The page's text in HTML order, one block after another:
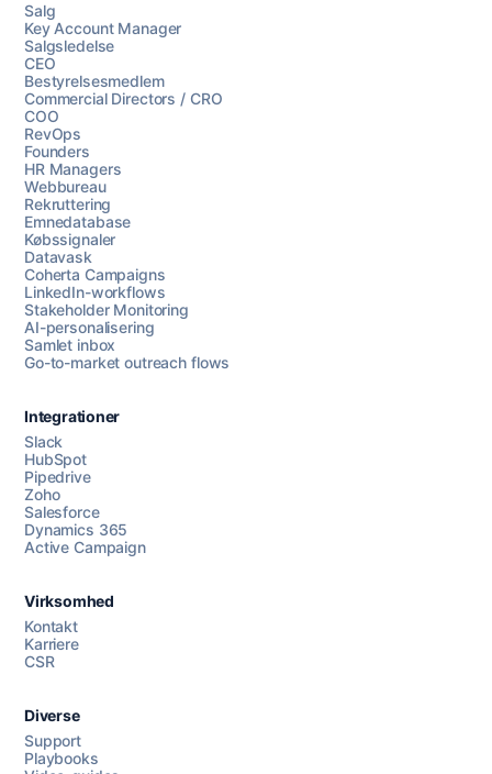
Chat med os
AI Campaign Assist
Salg
Key Account Manager
Salgsledelse
CEO
Bestyrelsesmedlem
Commercial Directors / CRO
COO
RevOps
Founders
HR Managers
Webbureau
Rekruttering
Emnedatabase
Købssignaler
Datavask
Coherta Campaigns
LinkedIn-workflows
Stakeholder Monitoring
AI-personalisering
Samlet inbox
Go-to-market outreach flows
Integrationer
Slack
HubSpot
Pipedrive
Zoho
Salesforce
Dynamics 365
Active Campaign
Virksomhed
Kontakt
Karriere
CSR
Diverse
Support
Playbooks